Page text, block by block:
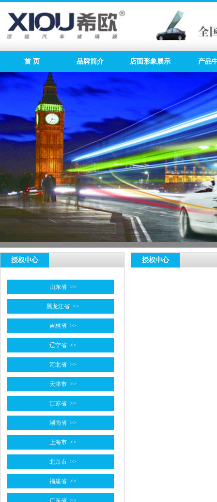
首 页 品牌简介 店面形象展示 产品
授权中心
山东省 >>
黑龙江省 >>
吉林省 >>
辽宁省 >>
河北省 >>
天津市 >>
江苏省 >>
湖南省 >>
上海市 >>
北京市 >>
福建省 >>
广东省 >>
授权中心